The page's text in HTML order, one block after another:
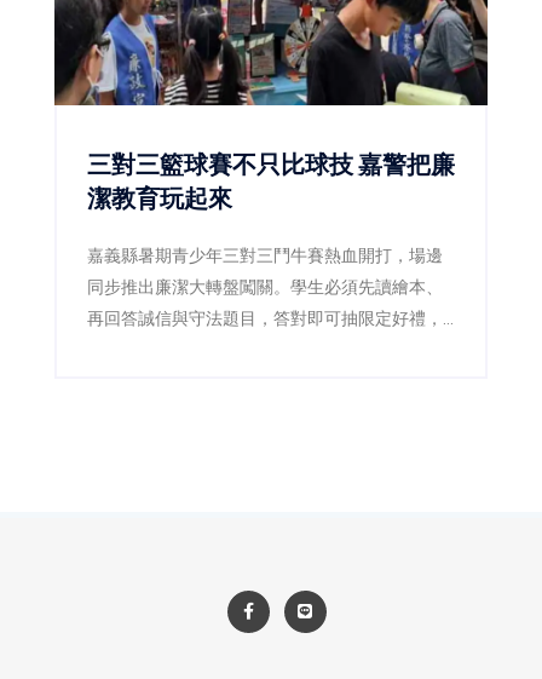
三對三籃球賽不只比球技 嘉警把廉
潔教育玩起來
嘉義縣暑期青少年三對三鬥牛賽熱血開打，場邊
同步推出廉潔大轉盤闖關。學生必須先讀繪本、
再回答誠信與守法題目，答對即可抽限定好禮，